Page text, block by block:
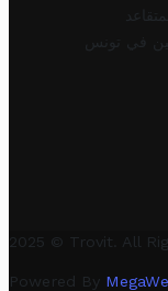
في تونس
2025 © Trovit. All
Powered By